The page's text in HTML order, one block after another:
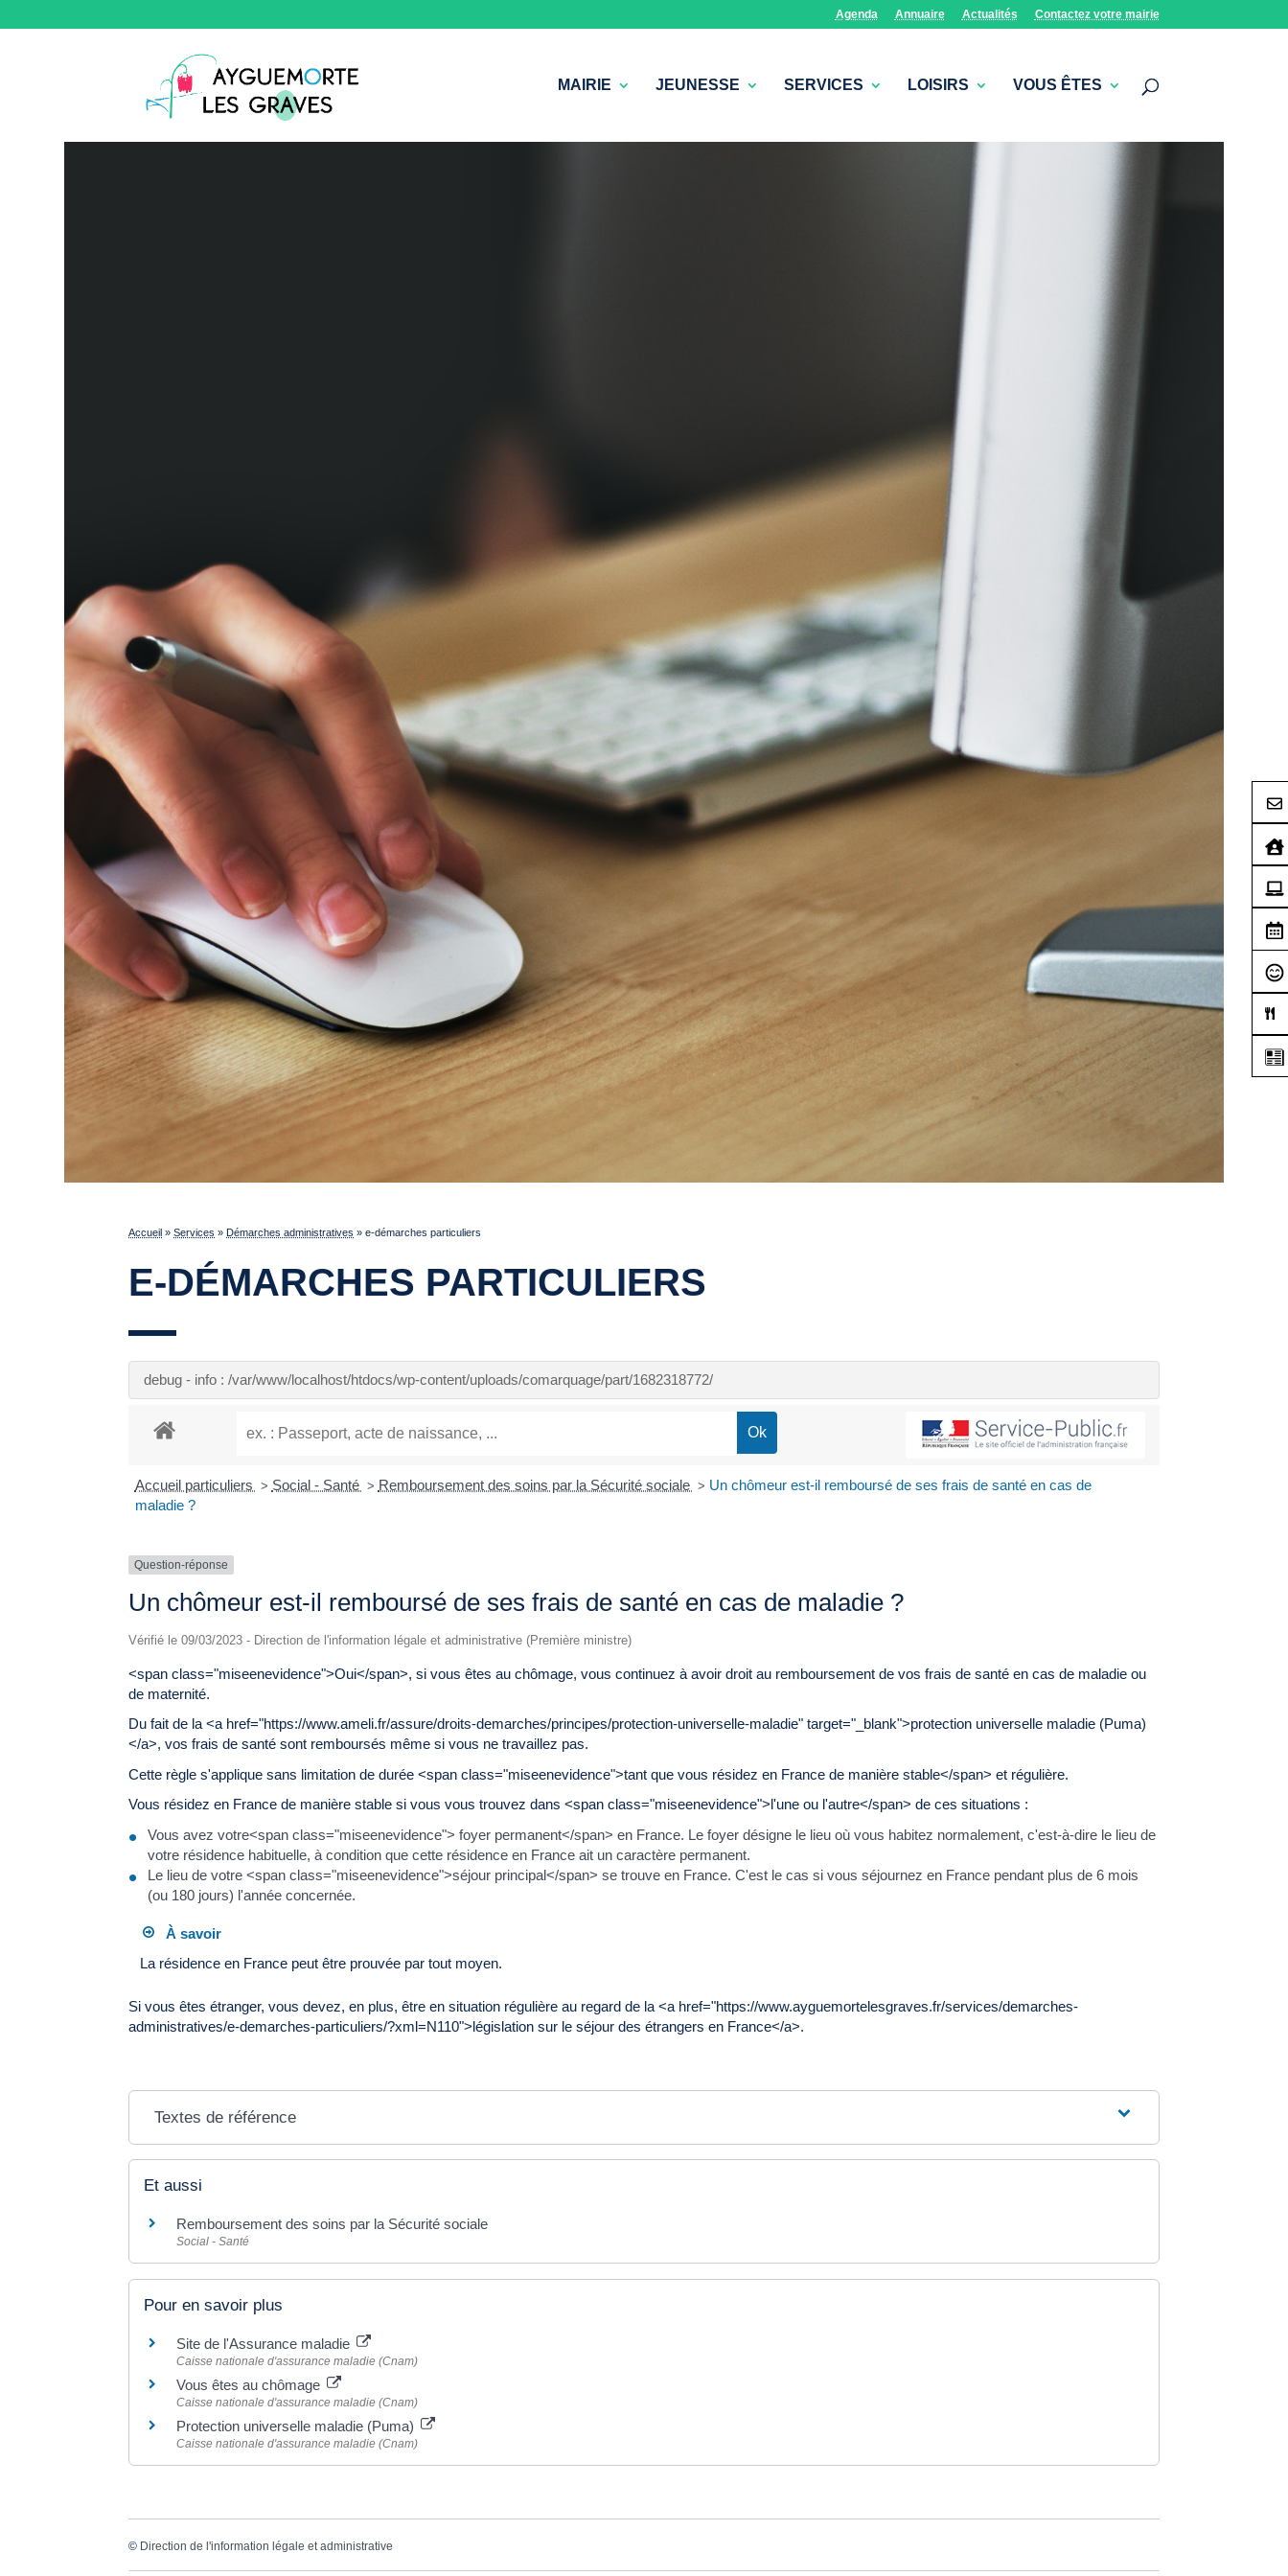
Agenda Annuaire Actualités Contactez votre mairie
MAIRIE JEUNESSE SERVICES LOISIRS VOUS ÊTES
Accueil »Services » Démarches administratives »e-démarches particuliers
E-DÉMARCHES PARTICULIERS
debug - info : /var/www/localhost/htdocs/wp-content/uploads/comarquage/part/1682318772/
Accueil particuliers > Social - Santé > Remboursement des soins par la Sécurité sociale > Un chômeur est-il remboursé de ses frais de santé en cas de
maladie ?
Question-réponse
Un chômeur est-il remboursé de ses frais de santé en cas de maladie ?
Vérifié le 09/03/2023 - Direction de l'information légale et administrative (Première ministre)
<span class="miseenevidence">Oui</span>, si vous êtes au chômage, vous continuez à avoir droit au remboursement de vos frais de santé en cas de maladie ou
de maternité.
Du fait de la <a href="https://www.ameli.fr/assure/droits-demarches/principes/protection-universelle-maladie" target="_blank">protection universelle maladie (Puma)
</a>, vos frais de santé sont remboursés même si vous ne travaillez pas.
Cette règle s'applique sans limitation de durée <span class="miseenevidence">tant que vous résidez en France de manière stable</span> et régulière.
Vous résidez en France de manière stable si vous vous trouvez dans <span class="miseenevidence">l'une ou l'autre</span> de ces situations :
Vous avez votre<span class="miseenevidence"> foyer permanent</span> en France. Le foyer désigne le lieu où vous habitez normalement, c'est-à-dire le lieu de
votre résidence habituelle, à condition que cette résidence en France ait un caractère permanent.
Le lieu de votre <span class="miseenevidence">séjour principal</span> se trouve en France. C'est le cas si vous séjournez en France pendant plus de 6 mois
(ou 180 jours) l'année concernée.
À savoir
La résidence en France peut être prouvée par tout moyen.
Si vous êtes étranger, vous devez, en plus, être en situation régulière au regard de la <a href="https://www.ayguemortelesgraves.fr/services/demarches-
administratives/e-demarches-particuliers/?xml=N110">législation sur le séjour des étrangers en France</a>.
Textes de référence
Et aussi
Remboursement des soins par la Sécurité sociale
Social - Santé
Pour en savoir plus
Site de l'Assurance maladie
Caisse nationale d'assurance maladie (Cnam)
Vous êtes au chômage
Caisse nationale d'assurance maladie (Cnam)
Protection universelle maladie (Puma)
Caisse nationale d'assurance maladie (Cnam)
© Direction de l'information légale et administrative